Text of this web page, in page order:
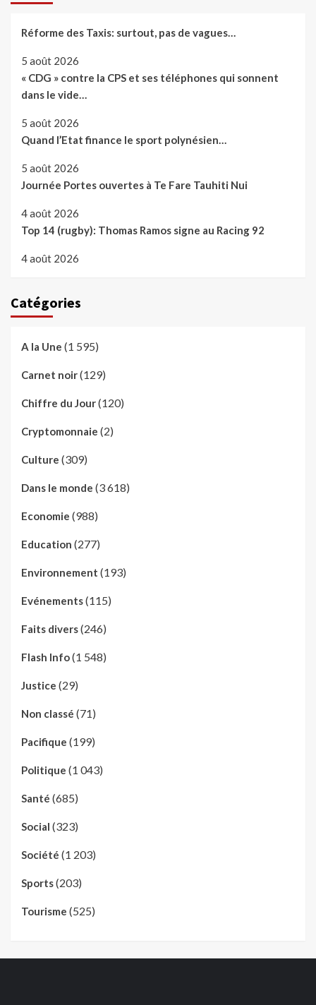
Réforme des Taxis: surtout, pas de vagues…
5 août 2026
« CDG » contre la CPS et ses téléphones qui sonnent
dans le vide…
5 août 2026
Quand l’Etat finance le sport polynésien…
5 août 2026
Journée Portes ouvertes à Te Fare Tauhiti Nui
4 août 2026
Top 14 (rugby): Thomas Ramos signe au Racing 92
4 août 2026
Catégories
A la Une (1 595)
Carnet noir(129)
Chiffre du Jour(120)
Cryptomonnaie (2)
Culture (309)
Dans le monde (3 618)
Economie (988)
Education (277)
Environnement (193)
Evénements(115)
Faits divers(246)
Flash Info(1 548)
Justice (29)
Non classé (71)
Pacifique (199)
Politique (1 043)
Santé (685)
Social (323)
Société (1 203)
Sports(203)
Tourisme (525)